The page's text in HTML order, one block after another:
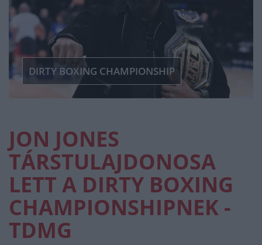
DIRTY BOXING CHAMPIONSHIP
JON JONES
TÁRSTULAJDONOSA
LETT A DIRTY BOXING
CHAMPIONSHIPNEK -
TDMG